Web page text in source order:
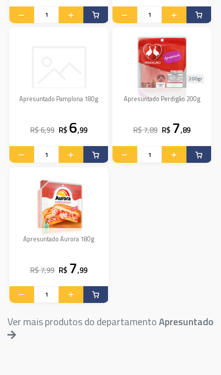
Apresuntado Pamplona 180g
R$ 6,99 R$ 6,99
Apresuntado Perdigão 200g
200gr
R$ 7,89 R$ 7,89
Apresuntado Aurora 180g
R$ 7,99 R$ 7,99
Ver mais produtos do departamentoApresuntado